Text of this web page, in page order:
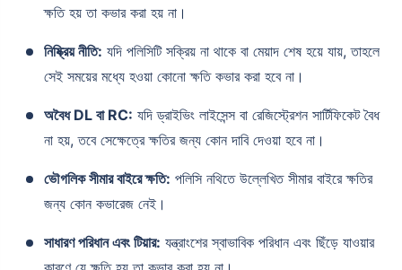
ক্ষতি হয় তা কভার করা হয় না।
নিষ্ক্রিয় নীতি: যদি পলিসিটি সক্রিয় না থাকে বা মেয়াদ শেষ হয়ে যায়, তাহলে
সেই সময়ের মধ্যে হওয়া কোনো ক্ষতি কভার করা হবে না।
অবৈধ DL বা RC: যদি ড্রাইভিং লাইসেন্স বা রেজিস্ট্রেশন সার্টিফিকেট বৈধ
না হয়, তবে সেক্ষেত্রে ক্ষতির জন্য কোন দাবি দেওয়া হবে না।
ভৌগলিক সীমার বাইরে ক্ষতি: পলিসি নথিতে উল্লেখিত সীমার বাইরে ক্ষতির
জন্য কোন কভারেজ নেই।
সাধারণ পরিধান এবং টিয়ার: যন্ত্রাংশের স্বাভাবিক পরিধান এবং ছিঁড়ে যাওয়ার